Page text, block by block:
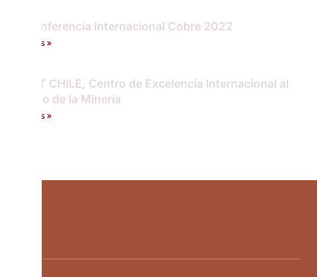
11ª Conferencia Internacional Cobre 2022
Leer más »
LEITAT CHILE, Centro de Excelencia Internacional al
servicio de la Minería
Leer más »